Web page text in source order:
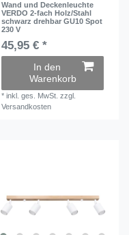
Wand und Deckenleuchte
VERDO 2-fach Holz/Stahl
schwarz drehbar GU10 Spot
230 V
45,95 € *
In den
Warenkorb
*inkl. ges. MwSt. zzgl.
Versandkosten